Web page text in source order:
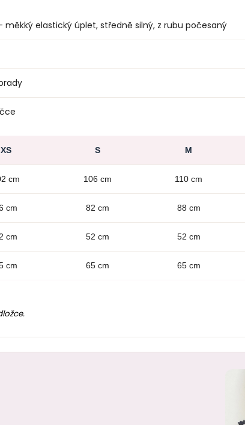
měkký elastický úplet, středně silný, z rubu počesaný
XS S M
cm 106 cm 110 cm
cm 82 cm 88 cm
cm 52 cm 52 cm
cm 65 cm 65 cm